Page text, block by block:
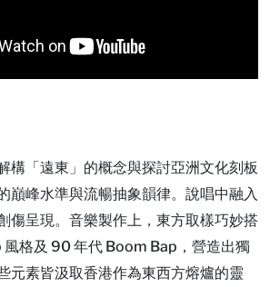
構「遠東」的概念與探討亞洲文化刻板
巔峰水準與流暢抽象韻律。說唱中融入
傷呈現。音樂製作上，東方取樣巧妙搭
風格及 90 年代 Boom Bap，營造出獨
元素皆汲取香港作為東西方熔爐的靈